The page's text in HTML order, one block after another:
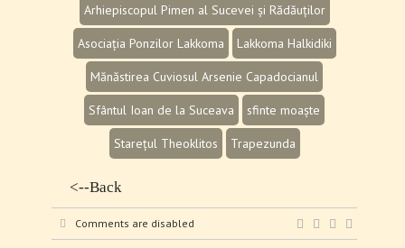
Arhiepiscopul Pimen al Sucevei și Rădăuților
Asociația Ponzilor Lakkoma Lakkoma Halkidiki
Mănăstirea Cuviosul Arsenie Capadocianul
Sfântul Ioan de la Suceava sfinte moaște
Starețul Theoklitos Trapezunda
<--Back
Comments are disabled